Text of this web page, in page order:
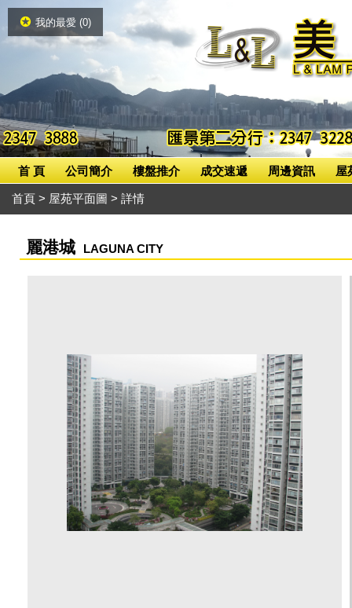
我的最愛 (0)
首 頁 公司簡介 樓盤推介 成交速遞 周邊資訊 屋
首頁 > 屋苑平面圖 > 詳情
麗港城 LAGUNA CITY